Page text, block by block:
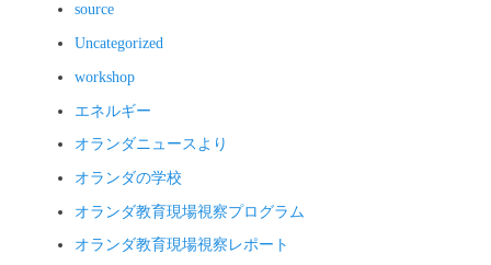
source
Uncategorized
workshop
エネルギー
オランダニュースより
オランダの学校
オランダ教育現場視察プログラム
オランダ教育現場視察レポート